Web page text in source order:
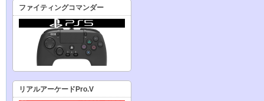
ファイティングコマンダー
リアルアーケードPro.V